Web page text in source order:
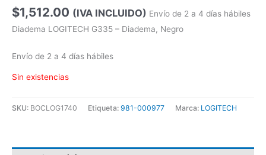
$1,512.00 (IVA INCLUIDO) Envío de 2 a 4 días hábiles
Diadema LOGITECH G335 – Diadema, Negro
Envío de 2 a 4 días hábiles
Sin existencias
SKU: BOCLOG1740 Etiqueta: 981-000977 Marca: LOGITECH